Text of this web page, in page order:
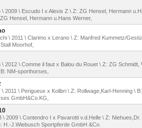
\ 2009 \ Escudo I x Alexis Z \ Z: ZG Hensel, Hermann
Hensel, Hermann u.Hans Werner,
\ 2011 \ Clarimo x Lerano \ Z: Manfred Kummetz/
Moorhof,
\ 2012 \ Comme il faut x Balou du Rouet \ Z: ZG Schmidt,
NM-sporthorses,
\ 2011 \ Perigueux x Kolibri \ Z: Rollwage,Karl-Henning \ B:
GmbH&Co.KG,
\ 2009 \ Contendro I x Pavarotti v.d.Helle \ Z: Niehues,Dr.
H.-J.Wiebusch Sportpferde GmbH &Co.